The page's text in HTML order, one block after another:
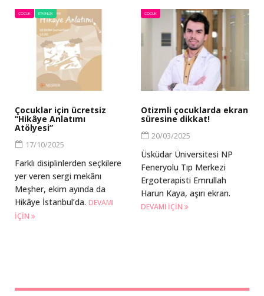
ÇOCUK ETKINLIK
Çocuklar için ücretsiz
“Hikâye Anlatımı
Atölyesi”
17/10/2025
Farklı disiplinlerden seçkilere
yer veren sergi mekânı
Meşher, ekim ayında da
Hikâye İstanbul’da. DEVAMI
IÇIN
ÇOCUK
Otizmli çocuklarda ekran
süresine dikkat!
20/03/2025
Üsküdar Üniversitesi NP
Feneryolu Tıp Merkezi
Ergoterapisti Emrullah
Harun Kaya, aşırı ekran.
DEVAMI IÇIN